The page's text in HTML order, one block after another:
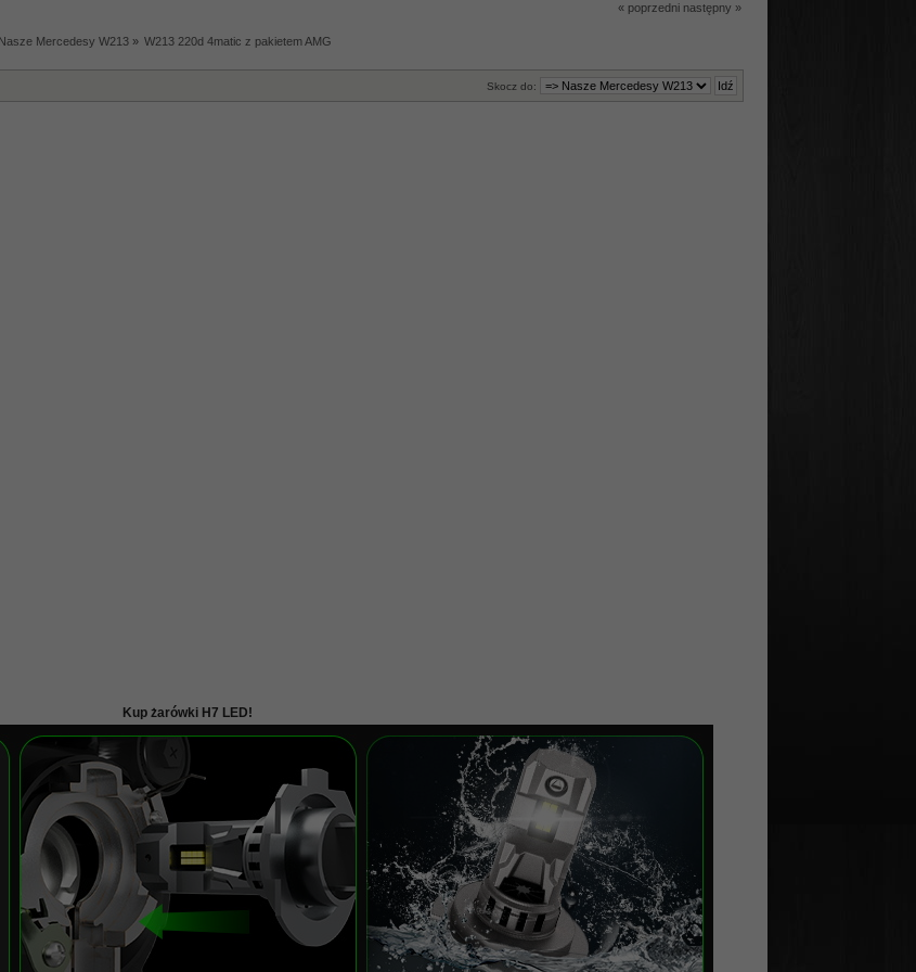
« poprzedni następny »
Nasze Mercedesy W213» W213 220d 4matic z pakietem AMG
Skocz do:
Kup żarówki H7 LED!